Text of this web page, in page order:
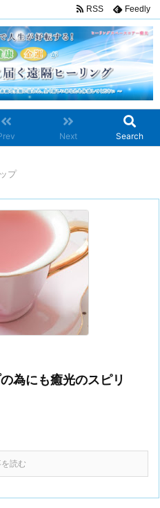
Next Search
RSS Feedly
プ
為にも癒光のスピリ
読む